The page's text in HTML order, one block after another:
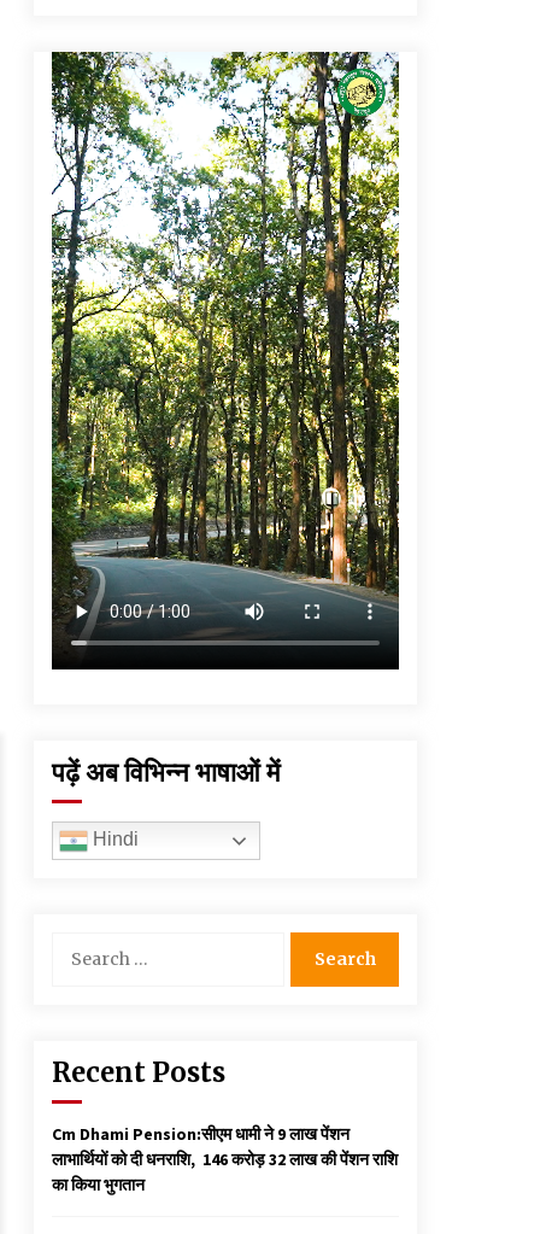
पढ़ें अब विभिन्न भाषाओं में
Hindi
for:
Recent Posts
Cm Dhami Pension:सीएम धामी ने 9 लाख पेंशन
लाभार्थियों को दी धनराशि, ₹ 146 करोड़ 32 लाख की पेंशन राशि
का किया भुगतान